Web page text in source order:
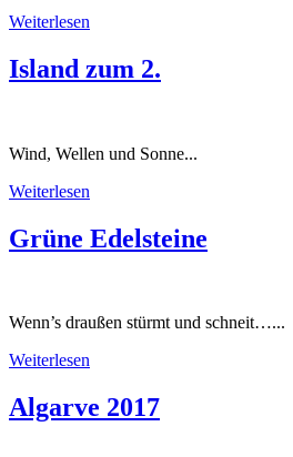
Weiterlesen
Island zum 2.
Wind, Wellen und Sonne...
Weiterlesen
Grüne Edelsteine
Wenn’s draußen stürmt und schneit…...
Weiterlesen
Algarve 2017